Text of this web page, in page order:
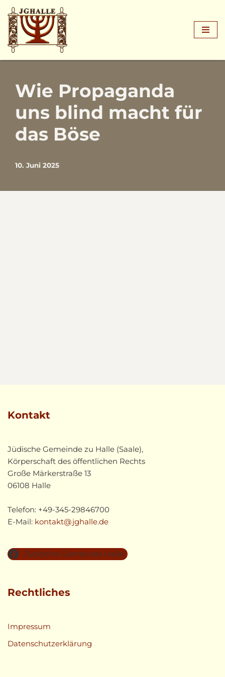
Zum
Inhalt
springen
Wie Propaganda
uns blind macht für
das Böse
10. Juni 2025
Kontakt
Jüdische Gemeinde zu Halle (Saale),
Körperschaft des öffentlichen Rechts
Große Märkerstraße 13
06108 Halle
Telefon: +49-345-29846700
E-Mail: kontakt@jghalle.de
Jüdische Gemeinde Halle
Rechtliches
Impressum
Datenschutzerklärung